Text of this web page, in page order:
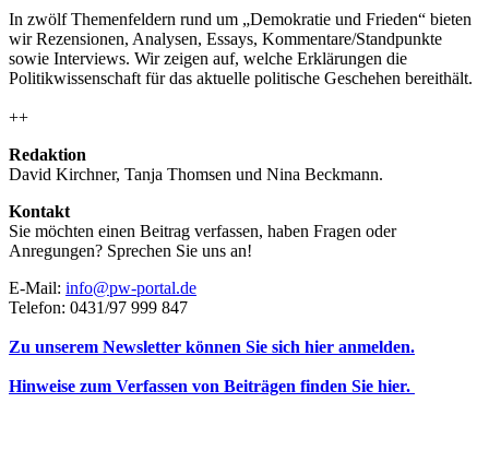
In zwölf Themenfeldern rund um „Demokratie und Frieden“ bieten
wir Rezensionen, Analysen, Essays, Kommentare/Standpunkte
sowie Interviews. Wir zeigen auf, welche Erklärungen die
Politikwissenschaft für das aktuelle politische Geschehen bereithält.
++
Redaktion
David Kirchner, Tanja Thomsen und Nina Beckmann.
Kontakt
Sie möchten einen Beitrag verfassen, haben Fragen oder
Anregungen? Sprechen Sie uns an!
E-Mail: info@pw-portal.de
Telefon: 0431/97 999 847
Zu unserem Newsletter können Sie sich hier anmelden.
Hinweise zum Verfassen von Beiträgen finden Sie hier.